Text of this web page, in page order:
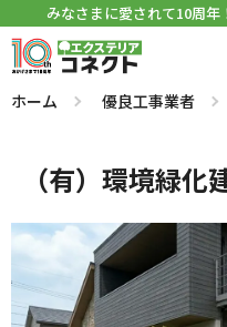
みなさまに愛されて10周年
ホーム 優良工事業者
（有）環境緑化